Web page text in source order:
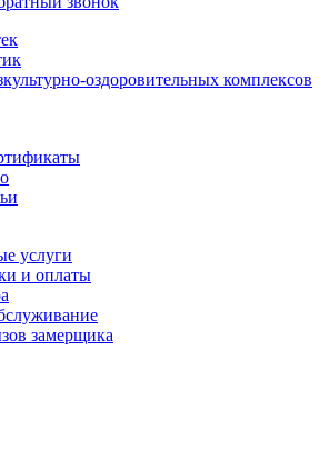
оздоровительных комплексов
услуги
и оплаты
замерщика